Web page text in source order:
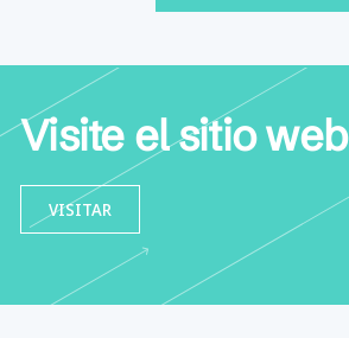
Visite el sitio
VISITAR